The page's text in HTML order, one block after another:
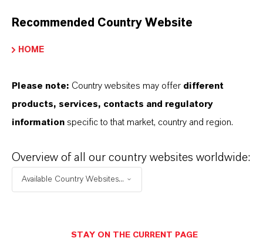
Recommended Country Website
HOME
Please note: Country websites may offer different
products, services, contacts and regulatory
information specific to that market, country and region.
Overview of all our country websites worldwide:
Available Country Websites...
STAY ON THE CURRENT PAGE